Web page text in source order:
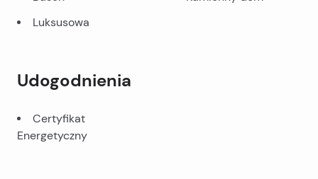
Luksusowa
Udogodnienia
Certyfikat
Energetyczny